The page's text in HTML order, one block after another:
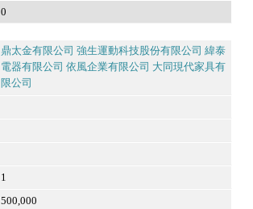
0
鼎太金有限公司 強生運動科技股份有限公司 緯泰
電器有限公司 依風企業有限公司 大同現代家具有
限公司
1
500,000